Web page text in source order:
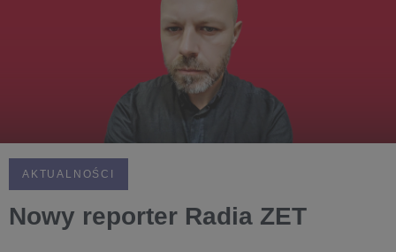
AKTUALNOŚCI
Nowy reporter Radia ZET